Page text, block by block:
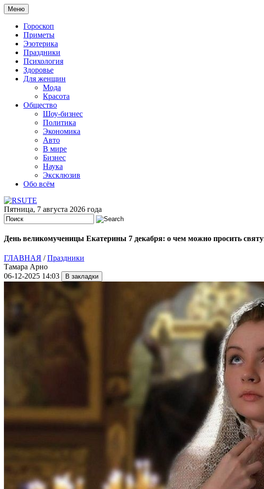
Меню
Гороскоп
Приметы
Эзотерика
Праздники
Психология
Здоровье
Для женщин
Мода
Красота
Общество
Шоу-бизнес
Политика
Экономика
Авто
В мире
Бизнес
Наука
Эксклюзив
Обо всём
Пятница, 7 августа 2026 года
День великомученицы Екатерины 7 декабря: о чем можно просить
ГЛАВНАЯ /Праздники
Тамара Арно
06-12-2025 14:03